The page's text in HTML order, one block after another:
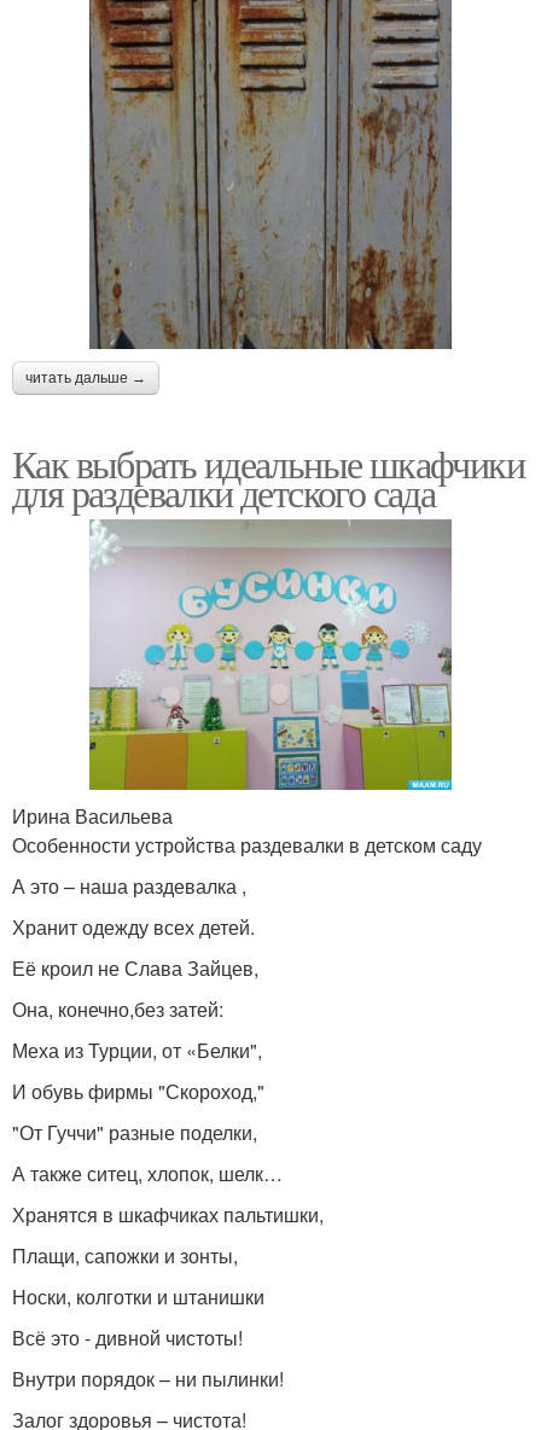
читать дальше →
Как выбрать идеальные шкафчики
для раздевалки детского сада
Ирина Васильева
Особенности устройства раздевалки в детском саду
А это – наша раздевалка ,
Хранит одежду всех детей.
Её кроил не Слава Зайцев,
Она, конечно,без затей:
Меха из Турции, от «Белки",
И обувь фирмы "Скороход,"
"От Гуччи" разные поделки,
А также ситец, хлопок, шелк…
Хранятся в шкафчиках пальтишки,
Плащи, сапожки и зонты,
Носки, колготки и штанишки
Всё это - дивной чистоты!
Внутри порядок – ни пылинки!
Залог здоровья – чистота!